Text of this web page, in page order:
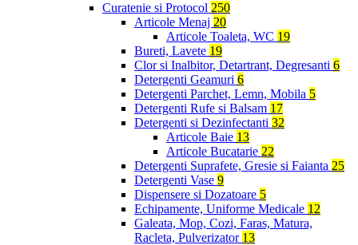
Curatenie si Protocol 250
Articole Menaj 20
Articole Toaleta, WC 19
Bureti, Lavete 19
Clor si Inalbitor, Detartrant, Degresanti 6
Detergenti Geamuri 6
Detergenti Parchet, Lemn, Mobila 5
Detergenti Rufe si Balsam 17
Detergenti si Dezinfectanti 32
Articole Baie 13
Articole Bucatarie 22
Detergenti Suprafete, Gresie si Faianta 25
Detergenti Vase 9
Dispensere si Dozatoare 5
Echipamente, Uniforme Medicale 12
Galeata, Mop, Cozi, Faras, Matura,
Racleta, Pulverizator 13